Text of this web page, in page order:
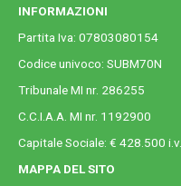
INFORMAZIONI
Partita Iva: 07803080154
Codice univoco: SUBM70N
Tribunale MI nr. 286255
C.C.I.A.A. MI nr. 1192900
Capitale Sociale: € 428.500 i.v.
MAPPA DEL SITO